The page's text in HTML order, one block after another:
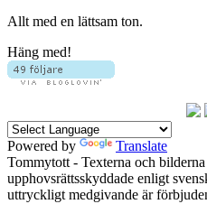
Allt med en lättsam ton.
Häng med!
Powered by
Translate
Tommytott - Texterna och
upphovsrättsskyddade enligt
uttryckligt medgivande är